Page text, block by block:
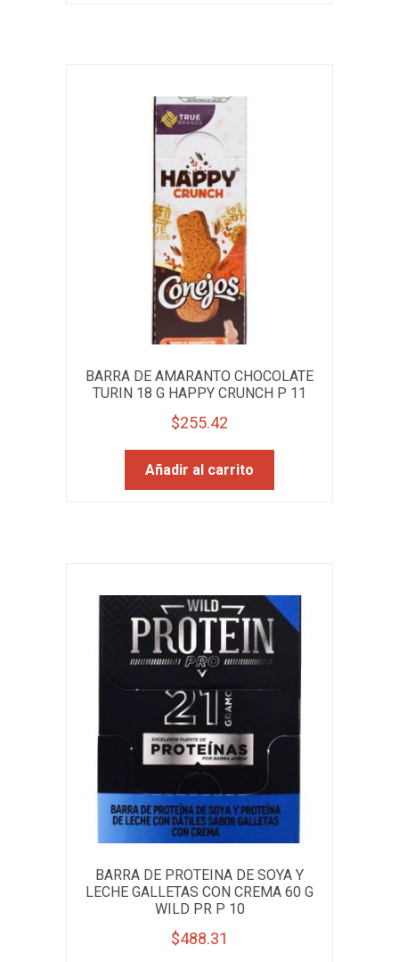
BARRA DE AMARANTO CHOCOLATE
TURIN 18 G HAPPY CRUNCH P 11
$255.42
Añadir al carrito
BARRA DE PROTEINA DE SOYA Y
LECHE GALLETAS CON CREMA 60 G
WILD PR P 10
$488.31